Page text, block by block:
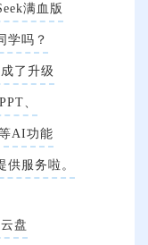
满血版
学吗？
了升级
、
AI功能
服务啦。
盘